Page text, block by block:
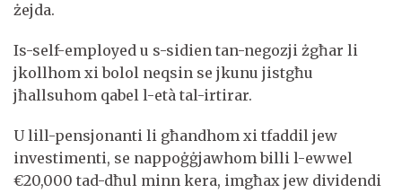
żejda.
Is-self-employed u s-sidien tan-negozji żgħar li
jkollhom xi bolol neqsin se jkunu jistgħu
jħallsuhom qabel l-età tal-irtirar.
U lill-pensjonanti li għandhom xi tfaddil jew
investimenti, se nappoġġjawhom billi l-ewwel
€20,000 tad-dħul minn kera, imgħax jew dividendi